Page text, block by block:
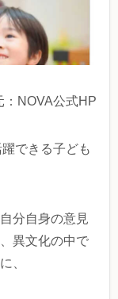
NOVA公式HP
できる子ども
分自身の意見
異文化の中で
、